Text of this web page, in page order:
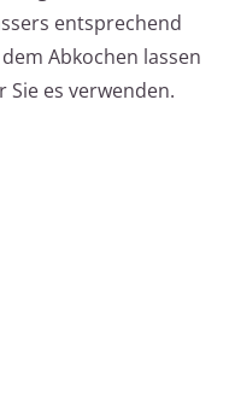
entsprechend
Abkochen lassen
Sie es verwenden.